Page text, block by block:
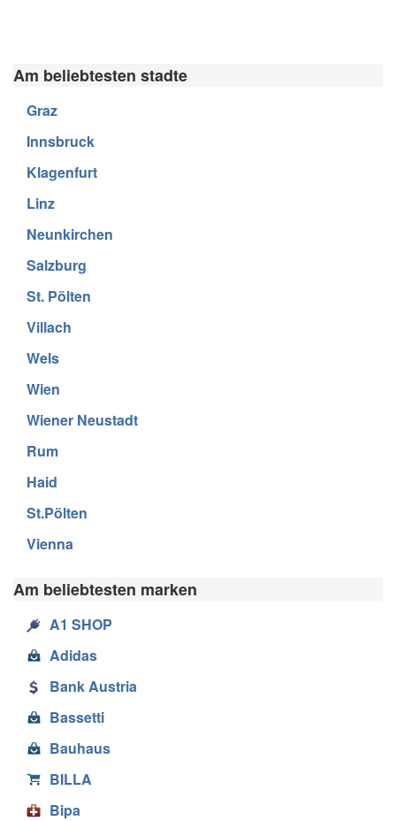
Am beliebtesten stadte
Graz
Innsbruck
Klagenfurt
Linz
Neunkirchen
Salzburg
St. Pölten
Villach
Wels
Wien
Wiener Neustadt
Rum
Haid
St.Pölten
Vienna
Am beliebtesten marken
A1 SHOP
Adidas
Bank Austria
Bassetti
Bauhaus
BILLA
Bipa